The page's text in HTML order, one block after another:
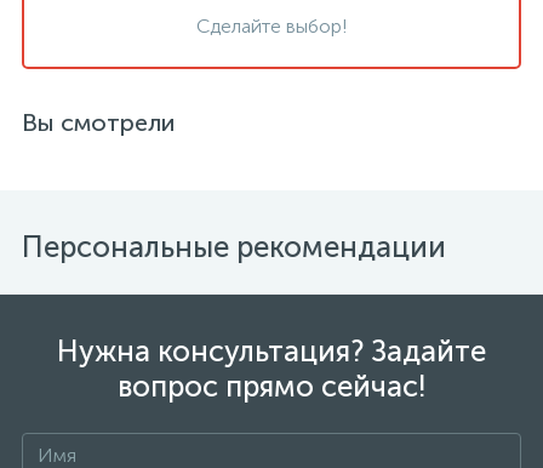
Сделайте выбор!
Вы смотрели
Персональные рекомендации
Нужна консультация? Задайте
вопрос прямо сейчас!